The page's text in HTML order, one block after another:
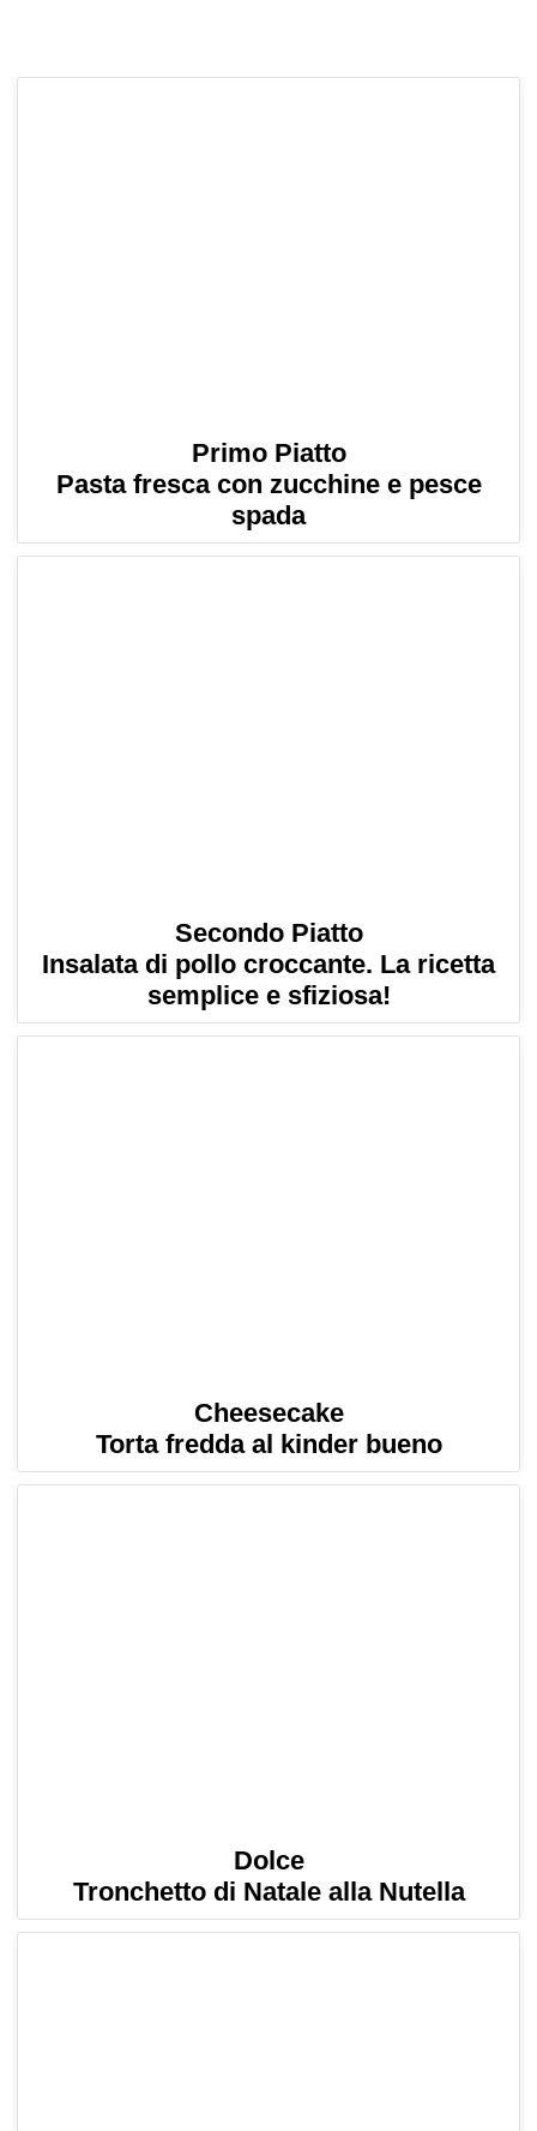
Primo Piatto
Pasta fresca con zucchine e pesce
spada
Secondo Piatto
Insalata di pollo croccante. La ricetta
semplice e sfiziosa!
Cheesecake
Torta fredda al kinder bueno
Dolce
Tronchetto di Natale alla Nutella